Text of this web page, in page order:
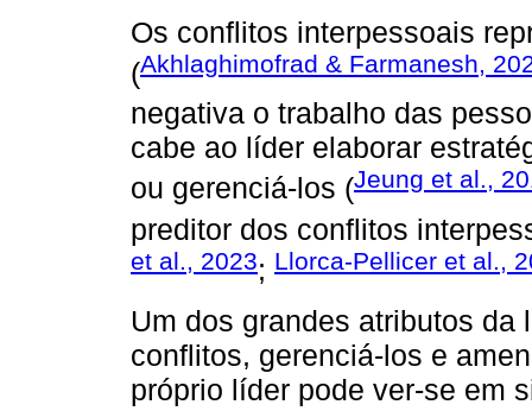
Os conflitos interpessoais
(Akhlaghimofrad & Farmanesh,
negativa o trabalho das
cabe ao líder elaborar
ou gerenciá-los (Jeung et al.,
preditor dos conflitos
et al., 2023; Llorca-Pellicer et al.,
Um dos grandes atributos
conflitos, gerenciá-los e
próprio líder pode ver-se em